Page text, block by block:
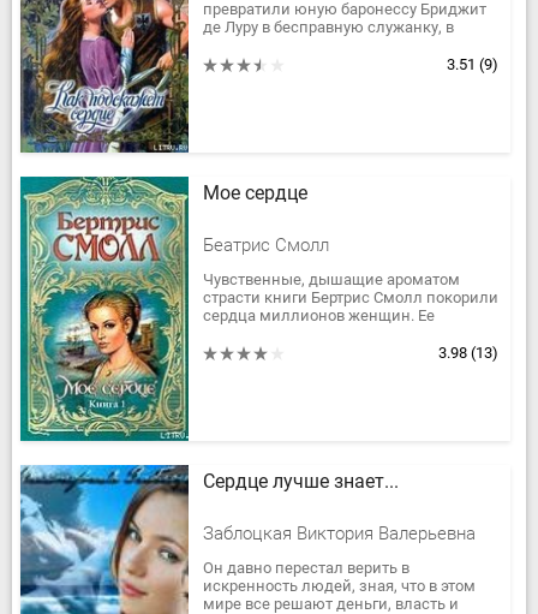
превратили юную баронессу Бриджит
де Луру в бесправную служанку, в
Монтвилльского, о грубости...
3.51 (9)
Мое сердце
Беатрис Смолл
Чувственные, дышащие ароматом
страсти книги Бертрис Смолл покорили
сердца миллионов женщин. Ее
бестселлерами и пользуются во всем
3.98 (13)
Сердце лучше знает...
Заблоцкая Виктория Валерьевна
Он давно перестал верить в
искренность людей, зная, что в этом
мире все решают деньги, власть и